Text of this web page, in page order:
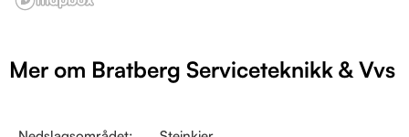
Mer om Bratberg Serviceteknikk & Vvs